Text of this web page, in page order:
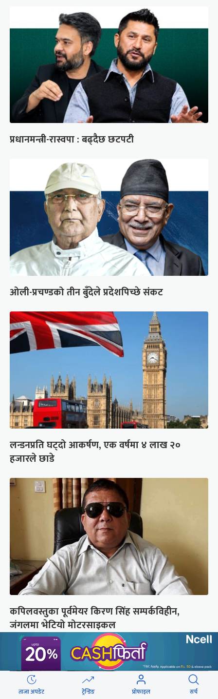
प्रधानमन्त्री-रास्वपा : बढ्दैछ छटपटी
ओली-प्रचण्डको तीन बुँदेले प्रदेशपिच्छे संकट
लन्डनप्रति घट्दो आकर्षण, एक वर्षमा ४ लाख २०
हजारले छाडे
कपिलवस्तुका पूर्वमेयर किरण सिंह सम्पर्कविहीन,
जंगलमा भेटियो मोटरसाइकल
ताजा अपडेट ट्रेन्डिङ प्रोफाइल सर्च